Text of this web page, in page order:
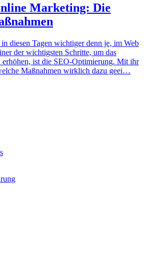
Marketing: Die
diesen Tagen wichtiger denn je, im Web
der wichtigsten Schritte, um das
erhöhen, ist die SEO-Optimierung. Mit ihr
Maßnahmen wirklich dazu geei…